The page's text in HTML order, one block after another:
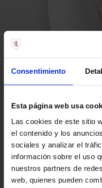
Consentimiento
Esta página web usa
Las cookies de este sitio
el contenido y los
sociales y analizar el
información sobre el uso
nuestros partners de
web, quienes pueden
636 809 745
Alicia Martín
ABOGADAS
Socia Directora
Alicia es Socia Directora
colegiada número 470
de Lanzarote. Su
Derecho Inmobiliario y